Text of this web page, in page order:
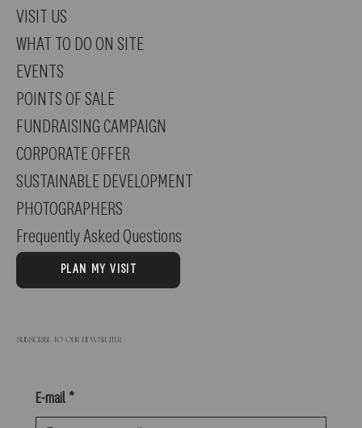
VISIT US
WHAT TO DO ON SITE
EVENTS
POINTS OF SALE
FUNDRAISING CAMPAIGN
CORPORATE OFFER
SUSTAINABLE DEVELOPMENT
PHOTOGRAPHERS
Frequently Asked Questions
PLAN MY VISIT
Subscribe to our newsletter
E-mail *